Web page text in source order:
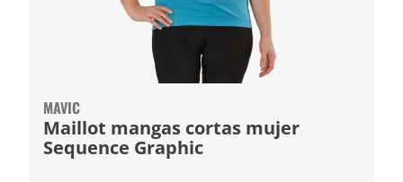
MAVIC
Maillot mangas cortas mujer
Sequence Graphic